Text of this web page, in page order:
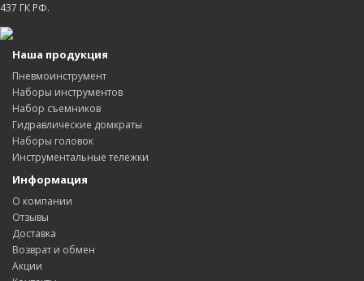
437 ГК РФ.
Наша продукция
Пневмоинструмент
Наборы инструментов
Набор съемников
Гидравлические домкраты
Наборы головок
Инструментальные тележки
Информация
О компании
Отзывы
Доставка
Возврат и обмен
Акции